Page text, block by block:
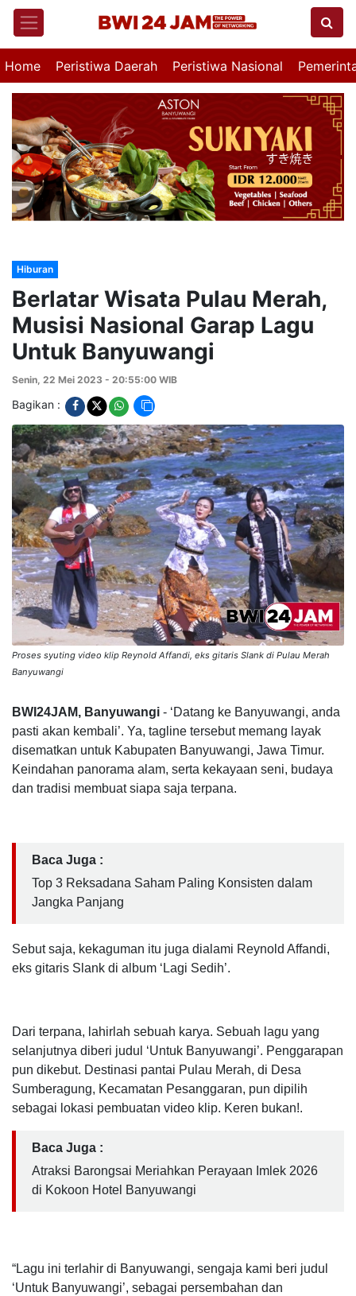
Home Peristiwa Daerah Peristiwa Nasional
Hiburan
Berlatar Wisata Pulau Merah,
Musisi Nasional Garap Lagu
Untuk Banyuwangi
Senin, 22 Mei 2023 - 20:55:00 WIB
Bagikan :
Proses syuting video klip Reynold Affandi, eks gitaris Slank di Pulau Merah
Banyuwangi
BWI24JAM, Banyuwangi - ‘Datang ke Banyuwangi, anda
pasti akan kembali’. Ya, tagline tersebut memang layak
disematkan untuk Kabupaten Banyuwangi, Jawa Timur.
Keindahan panorama alam, serta kekayaan seni, budaya
dan tradisi membuat siapa saja terpana.
Baca Juga :
Top 3 Reksadana Saham Paling Konsisten dalam
Jangka Panjang
Sebut saja, kekaguman itu juga dialami Reynold Affandi,
eks gitaris Slank di album ‘Lagi Sedih’.
Dari terpana, lahirlah sebuah karya. Sebuah lagu yang
selanjutnya diberi judul ‘Untuk Banyuwangi’. Penggarapan
pun dikebut. Destinasi pantai Pulau Merah, di Desa
Sumberagung, Kecamatan Pesanggaran, pun dipilih
sebagai lokasi pembuatan video klip. Keren bukan!.
Baca Juga :
Atraksi Barongsai Meriahkan Perayaan Imlek 2026
di Kokoon Hotel Banyuwangi
“Lagu ini terlahir di Banyuwangi, sengaja kami beri judul
‘Untuk Banyuwangi’, sebagai persembahan dan